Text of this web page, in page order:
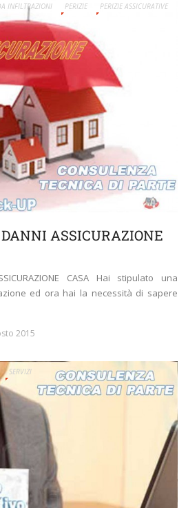
INFILTRAZIONI PERIZIE PERIZIE ASSICURATIVE
ASSICURAZIONE
CASA Hai stipulato una
ed ora hai la necessità di sapere
2015
SERVIZI